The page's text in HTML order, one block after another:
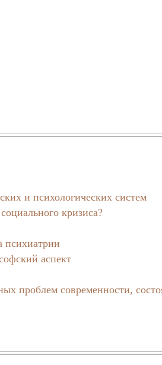
и психологических систем
кризиса?
психиатрии
аспект
проблем современности,